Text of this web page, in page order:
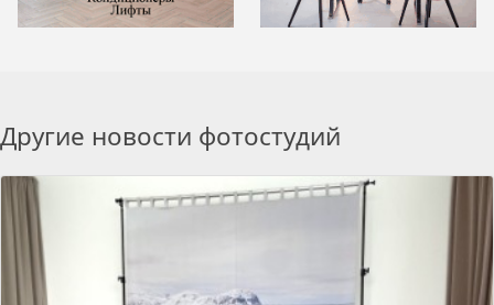
Другие новости фотостудий